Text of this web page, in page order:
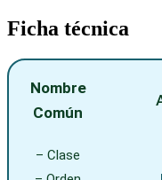
Ficha técnica
Nombre
Común
– Clase